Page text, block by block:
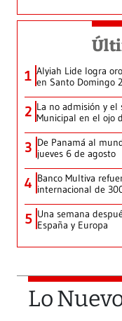
1 Alyiah Lide logra
en Santo Domingo
2 La no admisión y el
Municipal en el ojo
3 De Panamá al
jueves 6 de agosto
4 Banco Multiva
internacional de
5 Una semana
España y Europa
Lo